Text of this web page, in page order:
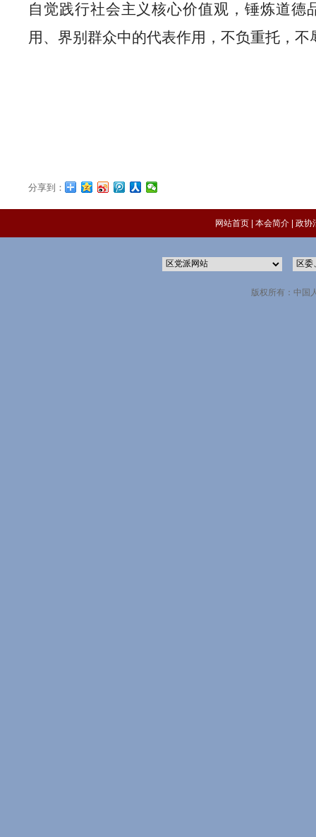
自觉践行社会主义核心价值观，锤炼道
用、界别群众中的代表作用，不负重托，不
分享到：
网站首页 本会简介 政协
版权所有：中国